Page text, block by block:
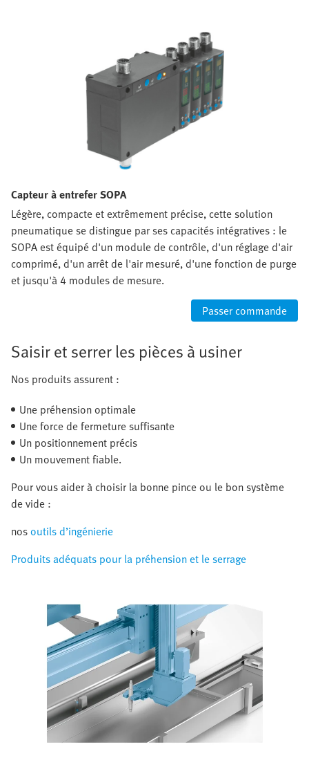
Capteur à entrefer SOPA
Légère, compacte et extrêmement précise, cette solution
pneumatique se distingue par ses capacités intégratives : le
SOPA est équipé d'un module de contrôle, d'un réglage d'air
comprimé, d'un arrêt de l'air mesuré, d'une fonction de purge
et jusqu'à 4 modules de mesure.
Passer commande
Saisir et serrer les pièces à usiner
Nos produits assurent :
Une préhension optimale
Une force de fermeture suffisante
Un positionnement précis
Un mouvement fiable.
Pour vous aider à choisir la bonne pince ou le bon système
de vide :
nosoutils d’ingénierie
Produits adéquats pour la préhension et le serrage